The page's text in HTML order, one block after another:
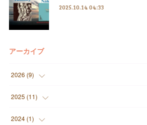
2025.10.14 04:33
アーカイブ
2026 (9)
(1
( )
2025 (11)
( )
2024 (1)